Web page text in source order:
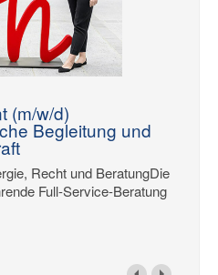
(m/w/d)
Begleitung und
Recht und BeratungDie
Full-Service-Beratung